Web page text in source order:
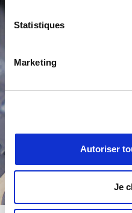
Statistiques
Marketing
Autoriser
Je